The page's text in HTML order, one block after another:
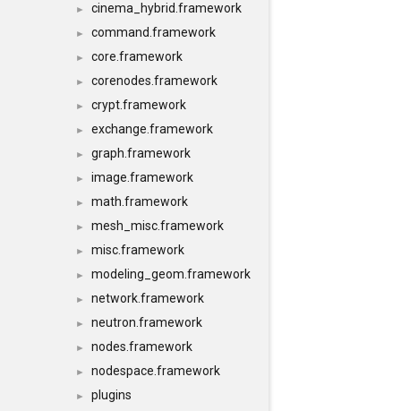
► cinema_hybrid.framework
► command.framework
► core.framework
► corenodes.framework
► crypt.framework
► exchange.framework
► graph.framework
► image.framework
► math.framework
► mesh_misc.framework
► misc.framework
► modeling_geom.framework
► network.framework
► neutron.framework
► nodes.framework
► nodespace.framework
► plugins